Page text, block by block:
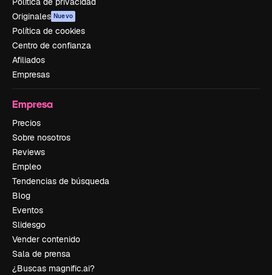
Originales Nuevo
Política de cookies
Centro de confianza
Afiliados
Empresas
Empresa
Precios
Sobre nosotros
Reviews
Empleo
Tendencias de búsqueda
Blog
Eventos
Slidesgo
Vender contenido
Sala de prensa
¿Buscas magnific.ai?